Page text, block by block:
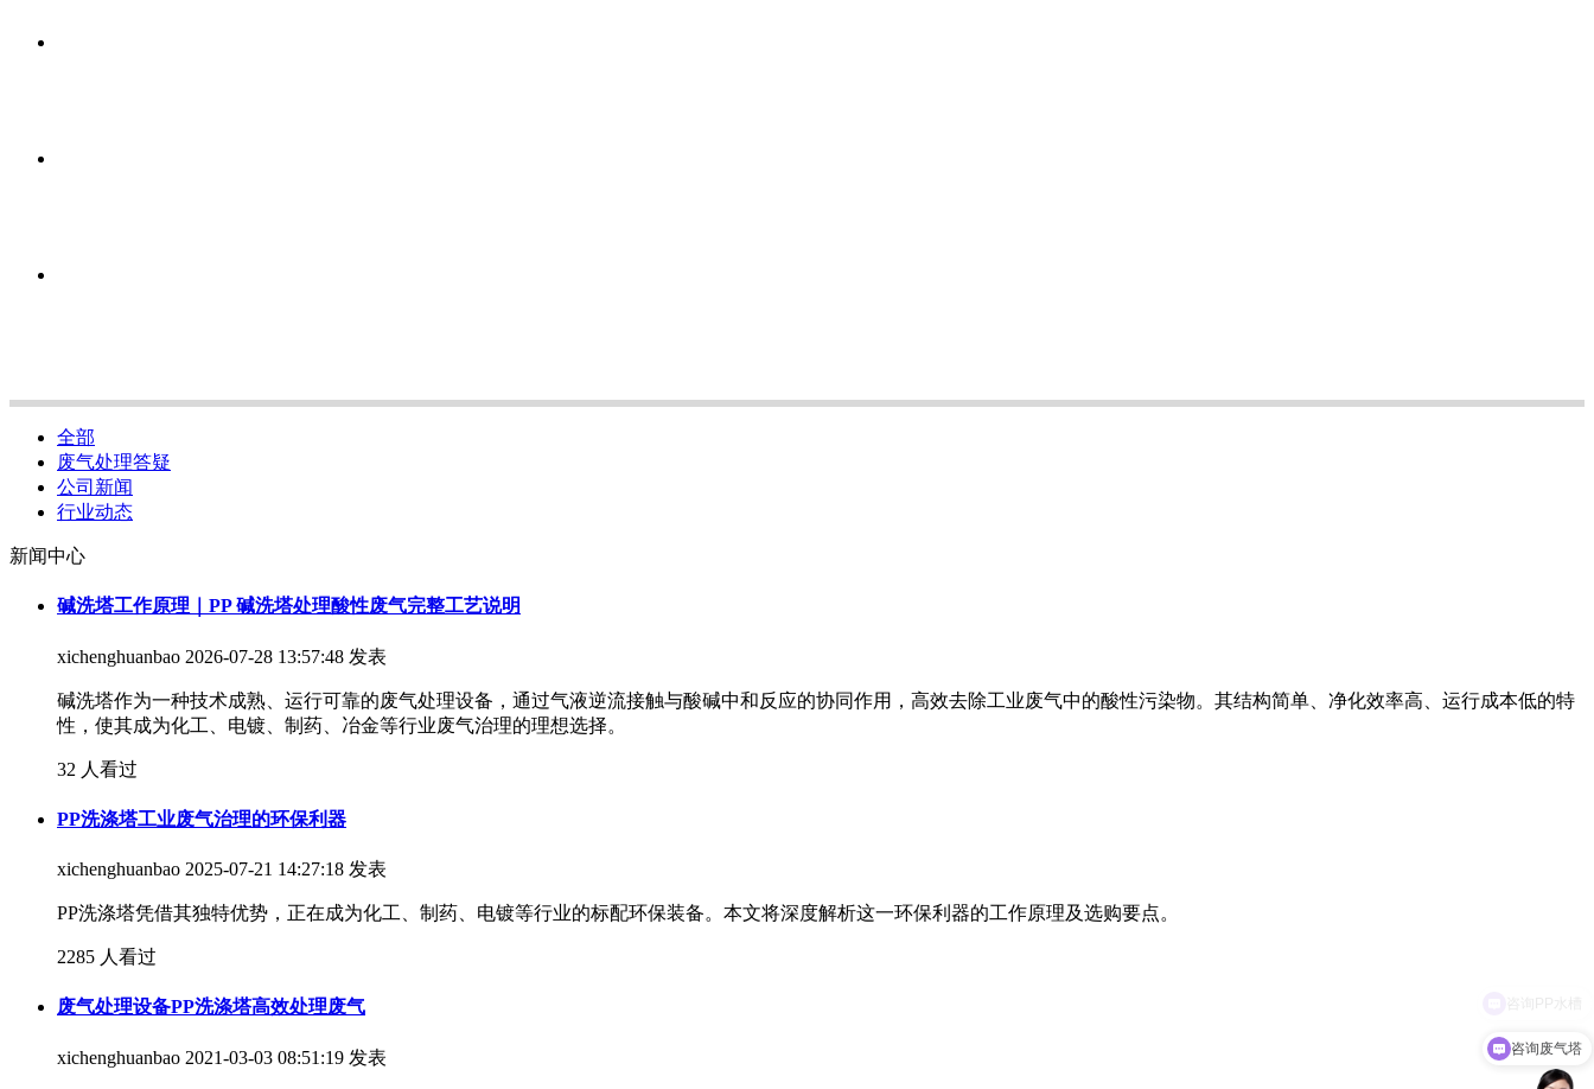
全部
废气处理答疑
公司新闻
行业动态
新闻中心
碱洗塔工作原理｜PP 碱洗塔处理酸性废气完整工艺说明
xichenghuanbao 2026-07-28 13:57:48 发表
碱洗塔作为一种技术成熟、运行可靠的废气处理设备，通过气液逆流接触与酸碱中和反应的协同作用，高效去除工业废气中的酸性污染物。其结构简单、净化效率高、运行成本低的特
性，使其成为化工、电镀、制药、冶金等行业废气治理的理想选择。
32 人看过
PP洗涤塔工业废气治理的环保利器
xichenghuanbao 2025-07-21 14:27:18 发表
PP洗涤塔凭借其独特优势，正在成为化工、制药、电镀等行业的标配环保装备。本文将深度解析这一环保利器的工作原理及选购要点。
2285 人看过
废气处理设备PP洗涤塔高效处理废气
xichenghuanbao 2021-03-03 08:51:19 发表
咨询废气塔